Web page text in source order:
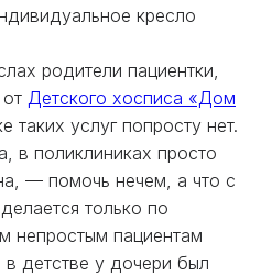
кресло
родители пациентки,
Детского хосписа «Дом
таких услуг попросту нет.
в поликлиниках просто
— помочь нечем, а что с
только по
непростым пациентам
детстве у дочери был